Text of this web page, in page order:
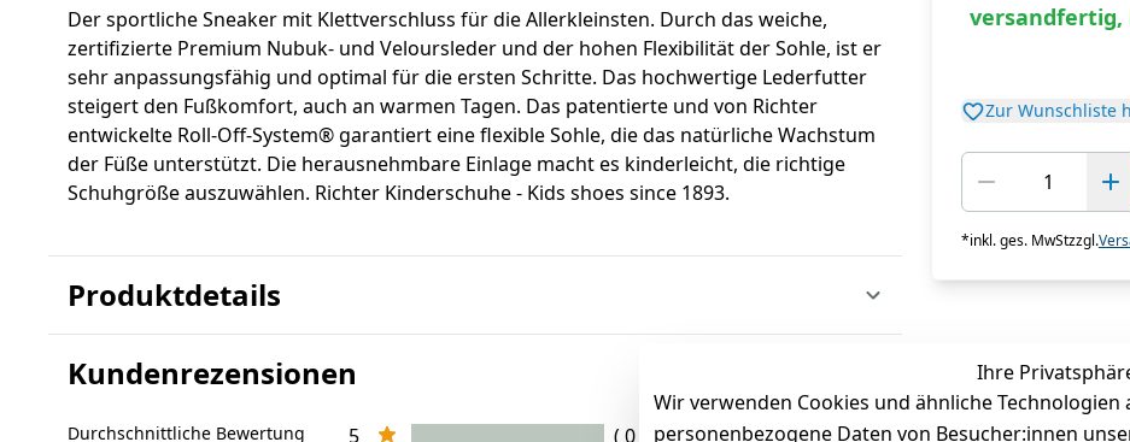
versandfertig,
Zur Wunschliste
*inkl. ges. MwStzzgl.
Der sportliche Sneaker mit Klettverschluss für die Allerkleinsten. Durch das weiche,
zertifizierte Premium Nubuk- und Veloursleder und der hohen Flexibilität der Sohle, ist er
sehr anpassungsfähig und optimal für die ersten Schritte. Das hochwertige Lederfutter
steigert den Fußkomfort, auch an warmen Tagen. Das patentierte und von Richter
entwickelte Roll-Off-System® garantiert eine flexible Sohle, die das natürliche Wachstum
der Füße unterstützt. Die herausnehmbare Einlage macht es kinderleicht, die richtige
Schuhgröße auszuwählen. Richter Kinderschuhe - Kids shoes since 1893.
Produktdetails
Kundenrezensionen
Durchschnittliche Bewertung 5 ( 0 )
Ihre
Wir verwenden Cookies und ähnliche
personenbezogene Daten von Besucher:innen